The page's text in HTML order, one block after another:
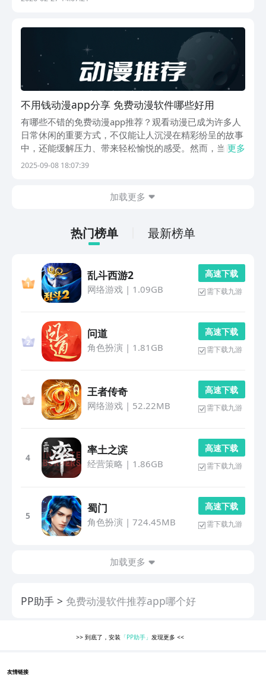
期...
不用钱动漫app分享 免费动漫软件哪些好用
有哪些不错的免费动漫app推荐？观看动漫已成为许多人
日常休闲的重要方式，不仅能让人沉浸在精彩纷呈的故事
中，还能缓解压力、带来轻松愉悦的感受。然而，当前不
少平台存在资源不足或需要会员付费的情况，影响了追番
更多
2025-09-08 18:07:39
加载更多
热门榜单 最新榜单
乱斗西游2
网络游戏| 1.09GB
高 速 下 载
需下载九游
问道
角色扮演 | 1.81GB
高 速 下 载
需下载九游
王者传奇
网络游戏| 52.22MB
高 速 下 载
需下载九游
4
率土之滨
经营策略 | 1.86GB
高 速 下 载
需下载九游
5
蜀门
角色扮演 | 724.45MB
高 速 下 载
需下载九游
加载更多
PP助手 免费动漫软件推荐app哪个好
>> 到底了，安装 「PP助手」 发现更多<<
友情链接